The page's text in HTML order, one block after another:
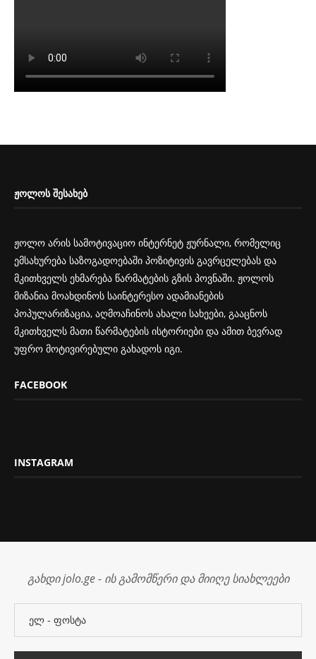
ᲟᲝᲚᲝᲡ ᲨᲔᲡᲐᲮᲔᲑ
ჟოლო არის სამოტივაციო ინტერნეტ ჟურნალი, რომელიც
ემსახურება საზოგადოებაში პოზიტივის გავრცელებას და
მკითხველს ეხმარება წარმატების გზის პოვნაში. ჟოლოს
მიზანია მოახდინოს საინტერესო ადამიანების
პოპულარიზაცია, აღმოაჩინოს ახალი სახეები, გააცნოს
მკითხველს მათი წარმატების ისტორიები და ამით ბევრად
უფრო მოტივირებული გახადოს იგი.
FACEBOOK
INSTAGRAM
გახდი jolo.ge - ის გამომწერი და მიიღე სიახლეები